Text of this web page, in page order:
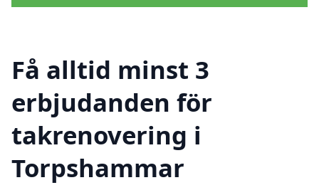
Få alltid minst 3
erbjudanden för
takrenovering i
Torpshammar